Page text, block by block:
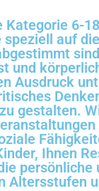
6-
auf
und
Ausdruck
gestalten.
Ihnen
Altersstufen